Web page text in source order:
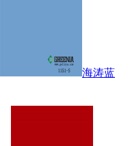
海涛蓝